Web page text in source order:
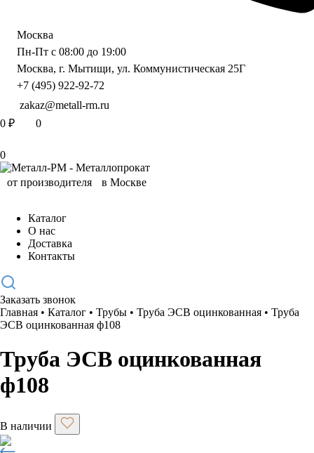
Москва
Пн-Пт с 08:00 до 19:00
Москва, г. Мытищи, ул. Коммунистическая 25Г
+7 (495) 922-92-72
zakaz@metall-rm.ru
0 ₽ 0
0
Каталог
О нас
Доставка
Контакты
Заказать звонок
Главная • Каталог • Трубы • Труба ЭСВ оцинкованная • Труба
ЭСВ оцинкованная ф108
Труба ЭСВ оцинкованная
ф108
В наличии